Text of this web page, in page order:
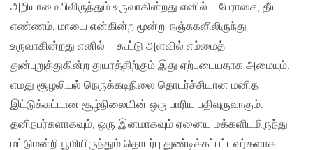
அறியாமையிலிருந்தும் உருவாகின்றது எனில் – பேராசை, தீய
எண்ணம், மாயை என்கின்ற மூன்று நஞ்சுகளிலிருந்து
உருவாகின்றது எனில் – கூட்டு அளவில் எம்மைத்
துன்புறுத்துகின்ற துயரத்திற்கும் இது ஏற்புடையதாக அமையும்.
எமது சூழலியல் நெருக்கடிநிலை தொடர்ச்சியான மனித
இட்டுக்கட்டான சூழ்நிலையின் ஒரு பாரிய பதிவுருவாகும்.
தனிநபர்களாகவும், ஒரு இனமாகவும் ஏனைய மக்களிடமிருந்து
மட்டுமன்றி பூமியிருந்தும் தொடர்பு துண்டிக்கப்பட்டவர்களாக